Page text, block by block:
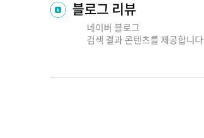
블로그 리뷰
네이버 블로그
검색 결과 콘텐츠를 제공합니다.